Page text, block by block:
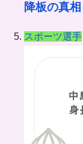
降板の真
スポーツ選手